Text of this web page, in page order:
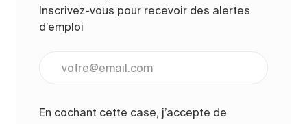
Inscrivez-vous pour recevoir des alertes
d’emploi
En cochant cette case, j’accepte de